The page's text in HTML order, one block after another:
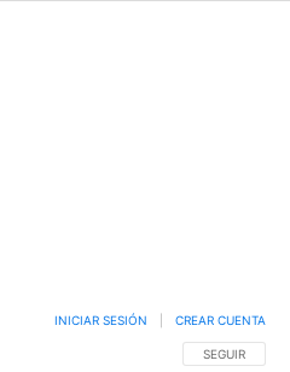
SIGA ESTA
SEGUIR
INICIAR SESIÓN CREAR CUENTA